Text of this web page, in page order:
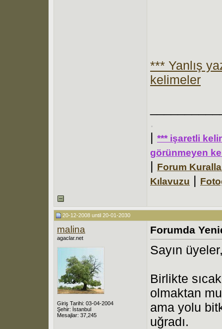
*** Yanlış
kelimeler
.
| *** işaretli
görünmeyen
| Forum
Kılavuzu |
20-12-2008 until 20-01-2030
malina
agaclar.net
Giriş Tarihi: 03-04-2004
Şehir: İstanbul
Mesajlar: 37,245
Forumda
Sayın
Birlikte
olmaktan
ama yolu
uğradı.